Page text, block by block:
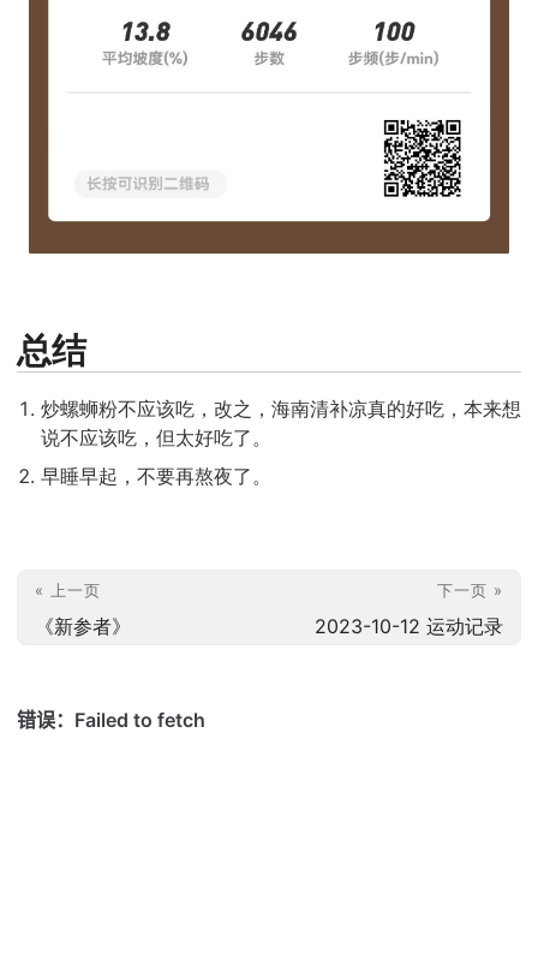
总结
炒螺蛳粉不应该吃，改之，海南清补凉真的好吃，本来想
说不应该吃，但太好吃了。
早睡早起，不要再熬夜了。
« 上一页
《新参者》
下一页 »
2023-10-12 运动记录